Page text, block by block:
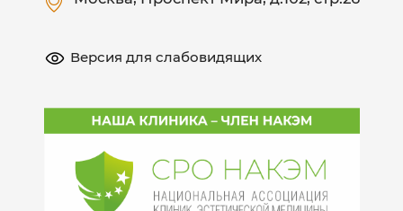
Версия для слабовидящих